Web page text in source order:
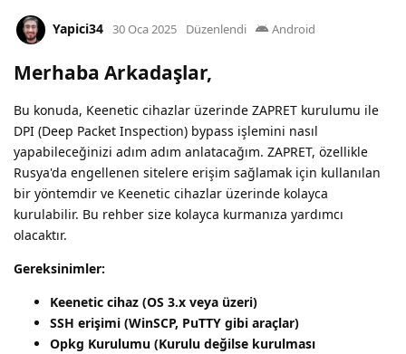
Yapici34 30 Oca 2025 Düzenlendi Android
Merhaba Arkadaşlar,
Bu konuda, Keenetic cihazlar üzerinde ZAPRET kurulumu ile
DPI (Deep Packet Inspection) bypass işlemini nasıl
yapabileceğinizi adım adım anlatacağım. ZAPRET, özellikle
Rusya'da engellenen sitelere erişim sağlamak için kullanılan
bir yöntemdir ve Keenetic cihazlar üzerinde kolayca
kurulabilir. Bu rehber size kolayca kurmanıza yardımcı
olacaktır.
Gereksinimler:
Keenetic cihaz (OS 3.x veya üzeri)
SSH erişimi (WinSCP, PuTTY gibi araçlar)
Opkg Kurulumu (Kurulu değilse kurulması